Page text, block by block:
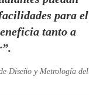
para el
tanto a
Diseño y Metrología del